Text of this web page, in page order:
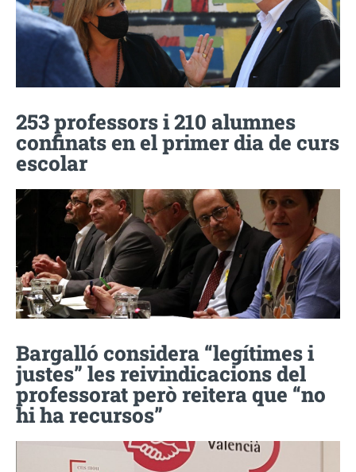
253 professors i 210 alumnes
confinats en el primer dia de curs
escolar
Bargalló considera “legítimes i
justes” les reivindicacions del
professorat però reitera que “no
hi ha recursos”